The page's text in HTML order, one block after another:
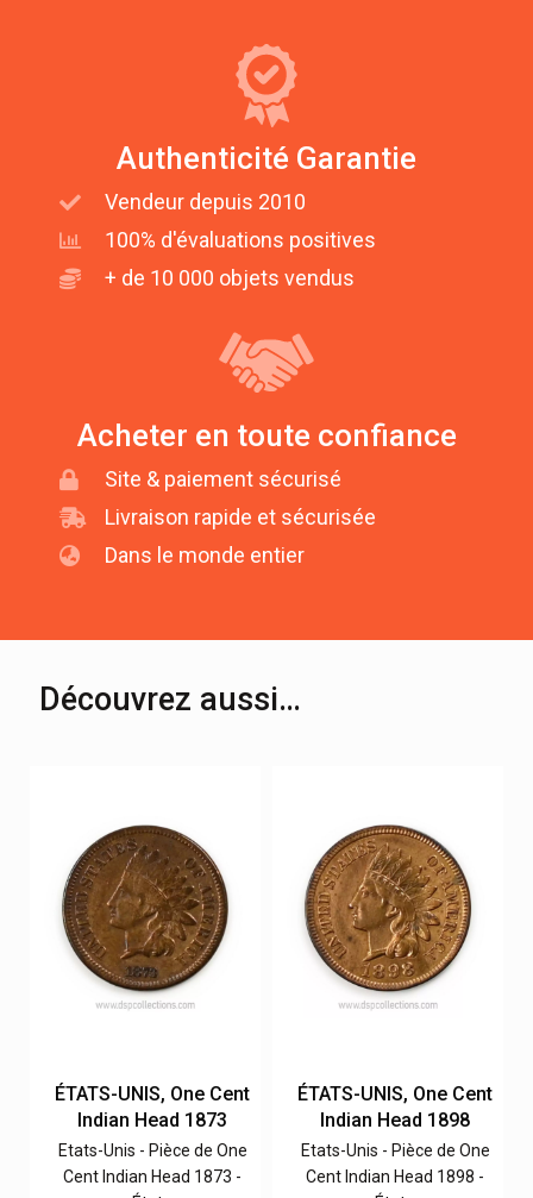
Authenticité Garantie
Vendeur depuis 2010
100% d'évaluations positives
+ de 10 000 objets vendus
Acheter en toute confiance
Site & paiement sécurisé
Livraison rapide et sécurisée
Dans le monde entier
Découvrez aussi…
ÉTATS-UNIS, One Cent
Indian Head 1873
Etats-Unis - Pièce de One
Cent Indian Head 1873 -
ÉTATS-UNIS, One Cent
Indian Head 1898
Etats-Unis - Pièce de One
Cent Indian Head 1898 -